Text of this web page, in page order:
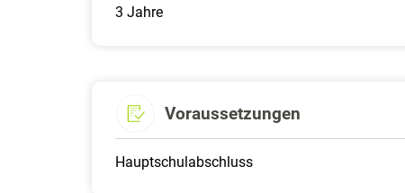
3 Jahre
Voraussetzungen
Hauptschulabschluss